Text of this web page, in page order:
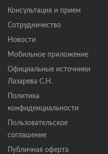
Консультация и прием
Сотрудничество
Новости
Мобильное приложение
Официальные источники
Лазарева С.Н.
Политика
конфиденциальности
Пользовательское
соглашение
Публичная оферта